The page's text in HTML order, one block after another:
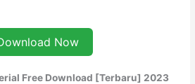
Now
Free Download [Terbaru] 2023